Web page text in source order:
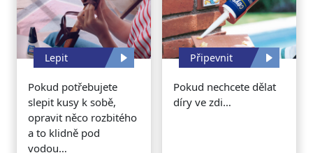
Lepit
Pokud potřebujete
slepit kusy k sobě,
opravit něco rozbitého
a to klidně pod
vodou…
Připevnit
Pokud nechcete dělat
díry ve zdi…